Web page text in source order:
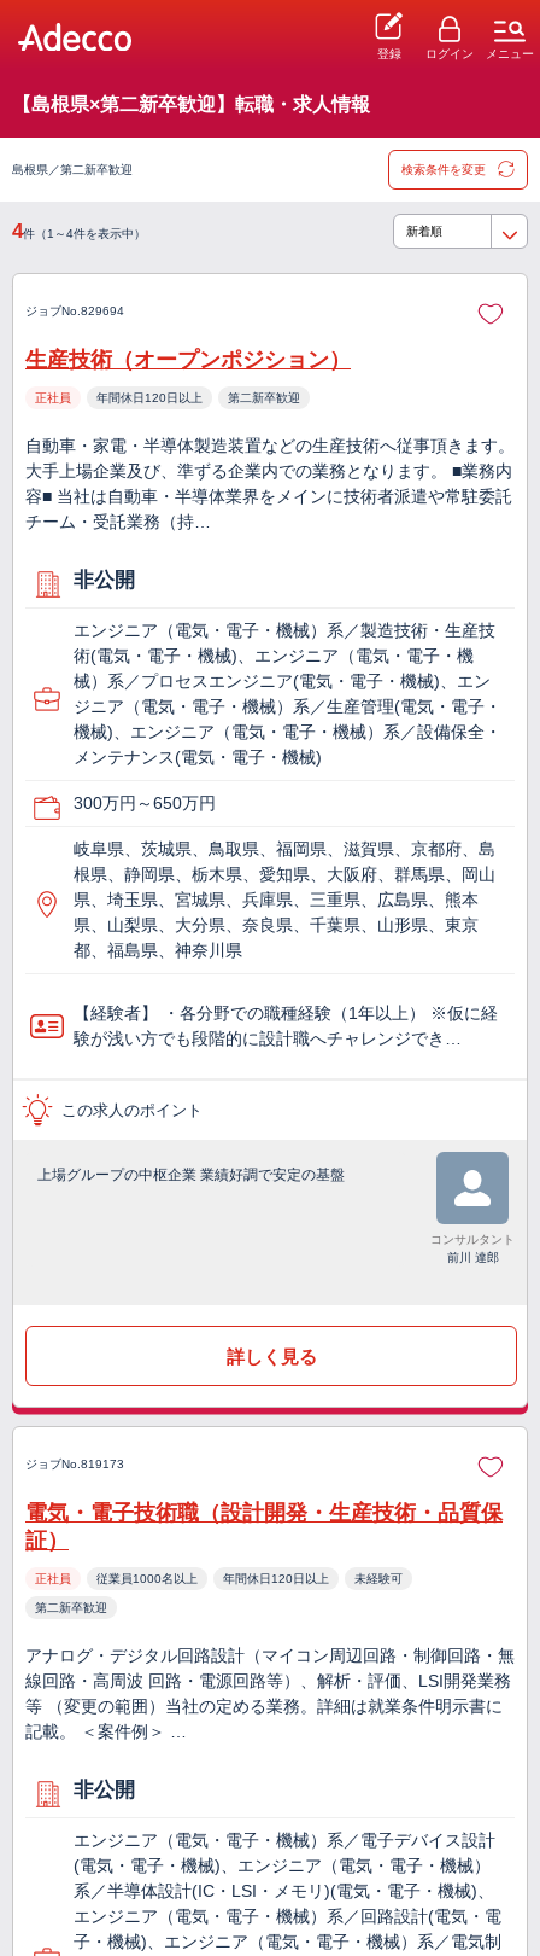
登録 ログイン メニュー
【島根県×第二新卒歓迎】転職・求人情報
島根県／第二新卒歓迎 検索条件を変更
4件（1～4件を表示中）
ジョブNo.829694
生産技術（オープンポジション）
正社員 年間休日120日以上 第二新卒歓迎
自動車・家電・半導体製造装置などの生産技術へ従事頂きます。
大手上場企業及び、準ずる企業内での業務となります。 ■業務内
容■ 当社は自動車・半導体業界をメインに技術者派遣や常駐委託
チーム・受託業務（持…
非公開
エンジニア（電気・電子・機械）系／製造技術・生産技
術(電気・電子・機械)、エンジニア（電気・電子・機
械）系／プロセスエンジニア(電気・電子・機械)、エン
ジニア（電気・電子・機械）系／生産管理(電気・電子・
機械)、エンジニア（電気・電子・機械）系／設備保全・
メンテナンス(電気・電子・機械)
300万円～650万円
岐阜県、茨城県、鳥取県、福岡県、滋賀県、京都府、島
根県、静岡県、栃木県、愛知県、大阪府、群馬県、岡山
県、埼玉県、宮城県、兵庫県、三重県、広島県、熊本
県、山梨県、大分県、奈良県、千葉県、山形県、東京
都、福島県、神奈川県
【経験者】 ・各分野での職種経験（1年以上） ※仮に経
験が浅い方でも段階的に設計職へチャレンジでき…
この求人のポイント
上場グループの中枢企業 業績好調で安定の基盤
コンサルタント
前川 達郎
詳しく見る
ジョブNo.819173
電気・電子技術職（設計開発・生産技術・品質保
証）
正社員 従業員1000名以上 年間休日120日以上 未経験可
第二新卒歓迎
アナログ・デジタル回路設計（マイコン周辺回路・制御回路・無
線回路・高周波 回路・電源回路等）、解析・評価、LSI開発業務
等 （変更の範囲）当社の定める業務。詳細は就業条件明示書に
記載。 ＜案件例＞ …
非公開
エンジニア（電気・電子・機械）系／電子デバイス設計
(電気・電子・機械)、エンジニア（電気・電子・機械）
系／半導体設計(IC・LSI・メモリ)(電気・電子・機械)、
エンジニア（電気・電子・機械）系／回路設計(電気・電
子・機械)、エンジニア（電気・電子・機械）系／電気制